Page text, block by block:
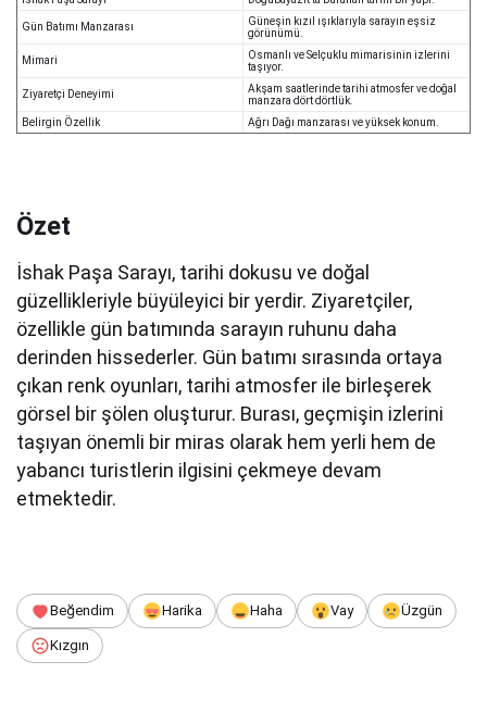
Gün Batımı Manzarası
Güneşin kızıl ışıklarıyla sarayın eşsiz
görünümü.
Mimari
Osmanlı ve Selçuklu mimarisinin izlerini
taşıyor.
Ziyaretçi Deneyimi
Akşam saatlerinde tarihi atmosfer ve doğal
manzara dört dörtlük.
Belirgin Özellik
Ağrı Dağı manzarası ve yüksek konum.
Özet
İshak Paşa Sarayı, tarihi dokusu ve doğal
güzellikleriyle büyüleyici bir yerdir. Ziyaretçiler,
özellikle gün batımında sarayın ruhunu daha
derinden hissederler. Gün batımı sırasında ortaya
çıkan renk oyunları, tarihi atmosfer ile birleşerek
görsel bir şölen oluşturur. Burası, geçmişin izlerini
taşıyan önemli bir miras olarak hem yerli hem de
yabancı turistlerin ilgisini çekmeye devam
etmektedir.
Beğendim Harika Haha Vay Üzgün
Kızgın